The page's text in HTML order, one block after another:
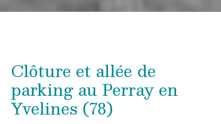
Clôture et allée de
parking au Perray en
Yvelines (78)